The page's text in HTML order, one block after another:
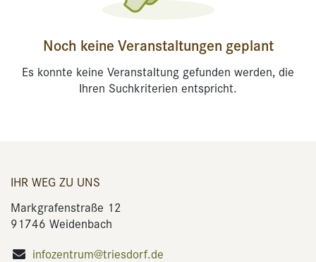
Noch keine Veranstaltungen geplant
Es konnte keine Veranstaltung gefunden werden, die
Ihren Suchkriterien entspricht.
IHR WEG ZU UNS
Markgrafenstraße 12
91746 Weidenbach
infozentrum@triesdorf.de